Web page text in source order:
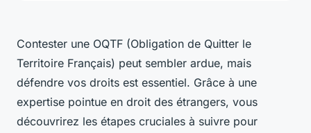
Contester une OQTF (Obligation de Quitter le
Territoire Français) peut sembler ardue, mais
défendre vos droits est essentiel. Grâce à une
expertise pointue en droit des étrangers, vous
découvrirez les étapes cruciales à suivre pour